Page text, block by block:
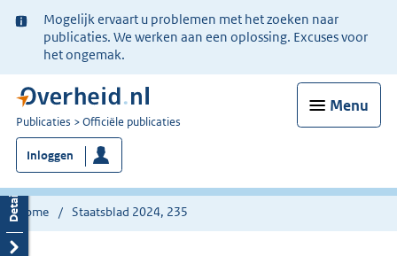
Ter
informatie:
Mogelijk ervaart u problemen met het zoeken naar
publicaties. We werken aan een oplossing. Excuses voor
het ongemak.
Menu
U
bent
nu
hier:
Publicaties Officiële publicaties
Inloggen
Home Staatsblad 2024, 235